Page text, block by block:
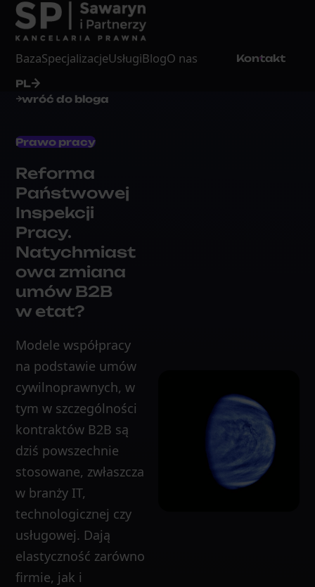
BazaSpecjalizacjeUsługiBlogO nas Kontakt
PL
wróć do bloga
Prawo pracy
Reforma
Państwowej
Inspekcji
Pracy.
Natychmiast
owa zmiana
umów B2B
w etat?
Modele współpracy
na podstawie umów
cywilnoprawnych, w
tym w szczególności
kontraktów B2B są
dziś powszechnie
stosowane, zwłaszcza
w branży IT,
technologicznej czy
usługowej. Dają
elastyczność zarówno
firmie, jak i